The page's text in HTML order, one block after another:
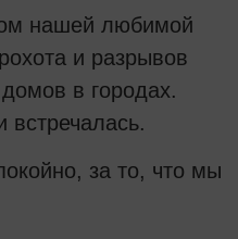
нашей любимой
и разрывов
в городах.
за то, что мы